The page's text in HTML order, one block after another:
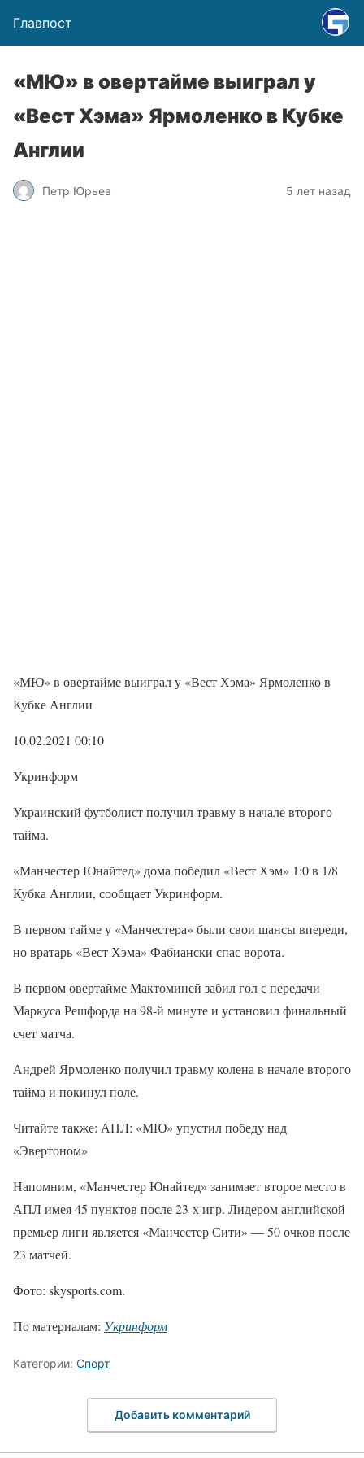
Главпост
«МЮ» в овертайме выиграл у
«Вест Хэма» Ярмоленко в Кубке
Англии
Петр Юрьев 5 лет назад
«МЮ» в овертайме выиграл у «Вест Хэма» Ярмоленко в
Кубке Англии
10.02.2021 00:10
Укринформ
Украинский футболист получил травму в начале второго
тайма.
«Манчестер Юнайтед» дома победил «Вест Хэм» 1:0 в 1/8
Кубка Англии, сообщает Укринформ.
В первом тайме у «Манчестера» были свои шансы впереди,
но вратарь «Вест Хэма» Фабиански спас ворота.
В первом овертайме Мактоминей забил гол с передачи
Маркуса Решфорда на 98-й минуте и установил финальный
счет матча.
Андрей Ярмоленко получил травму колена в начале второго
тайма и покинул поле.
Читайте также: АПЛ: «МЮ» упустил победу над
«Эвертоном»
Напомним, «Манчестер Юнайтед» занимает второе место в
АПЛ имея 45 пунктов после 23-х игр. Лидером английской
премьер лиги является «Манчестер Сити» — 50 очков после
23 матчей.
Фото: skysports.com.
По материалам: Укринформ
Категории: Спорт
Добавить комментарий